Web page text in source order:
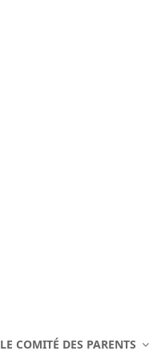
LE COMITÉ DES PARENTS